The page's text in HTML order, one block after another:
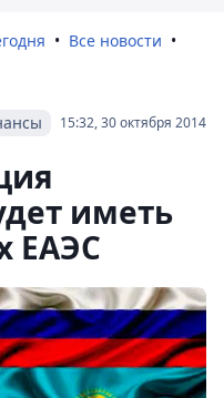
Все новости
15:32, 30 октября 2014
иметь
ЕАЭС